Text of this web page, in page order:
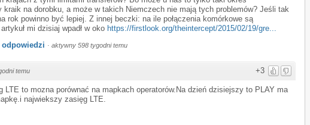
kraik na dorobku, a może w takich Niemczech nie mają tych problemów? Jeśli tak
rok powinno być lepiej. Z innej beczki: na ile połączenia komórkowe są
mi dzisiaj wpadł w oko https://firstlook.org/theintercept/2015/02/19/gre...
odpowiedzi · aktywny 598 tygodni temu
+3
temu
LTE to mozna porównać na mapkach operatorów.Na dzień dzisiejszy to PLAY ma
najwiekszy zasięg LTE.